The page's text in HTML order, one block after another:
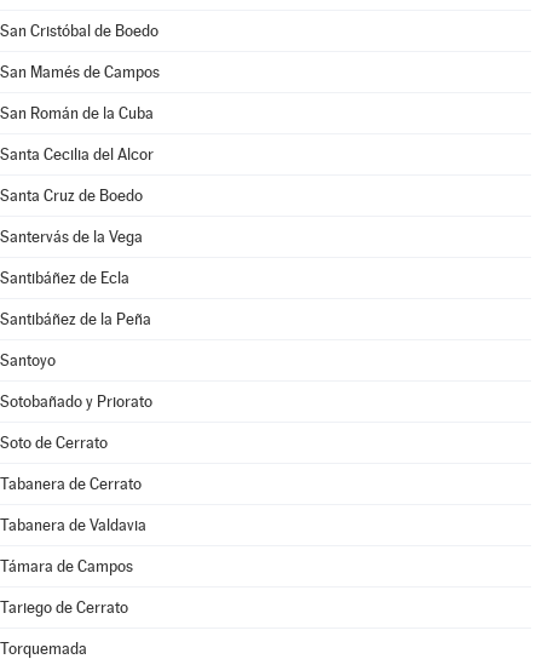
San Cristóbal de Boedo
San Mamés de Campos
San Román de la Cuba
Santa Cecilia del Alcor
Santa Cruz de Boedo
Santervás de la Vega
Santibáñez de Ecla
Santibáñez de la Peña
Santoyo
Sotobañado y Priorato
Soto de Cerrato
Tabanera de Cerrato
Tabanera de Valdavia
Támara de Campos
Tariego de Cerrato
Torquemada